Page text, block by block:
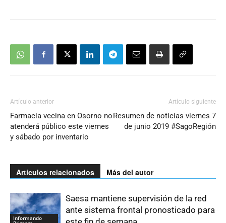
Artículo anterior
Farmacia vecina en Osorno no
atenderá público este viernes
y sábado por inventario
Artículo siguiente
Resumen de noticias viernes 7
de junio 2019 #SagoRegión
Artículos relacionados Más del autor
Informando
Saesa mantiene supervisión de la red
ante sistema frontal pronosticado para